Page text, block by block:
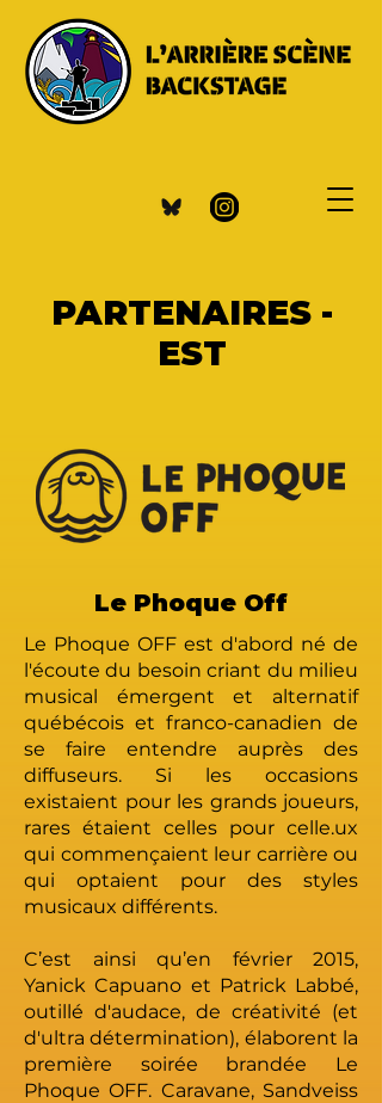
PARTENAIRES -
EST
Le Phoque Off
Le Phoque OFF est d'abord né de
l'écoute du besoin criant du milieu
musical émergent et alternatif
québécois et franco-canadien de
se faire entendre auprès des
diffuseurs. Si les occasions
existaient pour les grands joueurs,
rares étaient celles pour celle.ux
qui commençaient leur carrière ou
qui optaient pour des styles
musicaux différents.
C’est ainsi qu’en février 2015,
Yanick Capuano et Patrick Labbé,
outillé d'audace, de créativité (et
d'ultra détermination), élaborent la
première soirée brandée Le
Phoque OFF. Caravane, Sandveiss